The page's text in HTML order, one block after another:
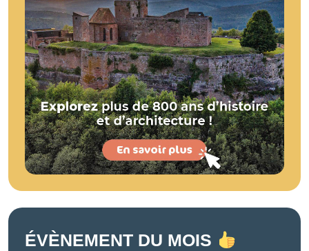
ÉVÈNEMENT DU MOIS